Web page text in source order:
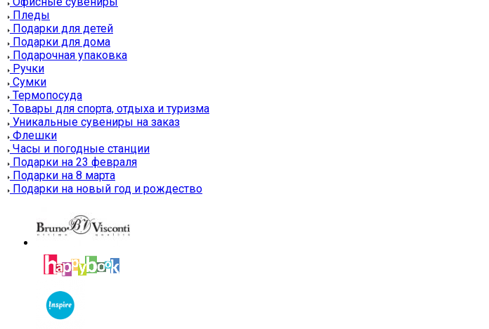
Пледы
Подарки для детей
Подарки для дома
Подарочная упаковка
Ручки
Сумки
Термопосуда
Товары для спорта, отдыха и туризма
Уникальные сувениры на заказ
Флешки
Часы и погодные станции
Подарки на 23 февраля
Подарки на 8 марта
Подарки на новый год и рождество